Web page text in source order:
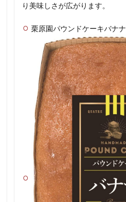
り美味しさが広がります。
栗原園パウンドケーキバナナ